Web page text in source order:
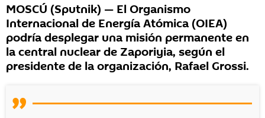
MOSCÚ (Sputnik) — El Organismo
Internacional de Energía Atómica (OIEA)
podría desplegar una misión permanente en
la central nuclear de Zaporiyia, según el
presidente de la organización, Rafael Grossi.